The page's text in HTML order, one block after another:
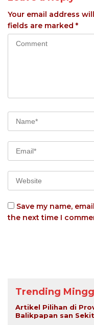
Your email address
fields are marked *
Save my name,
the next time I
Trending
Artikel Pilihan di
Balikpapan san